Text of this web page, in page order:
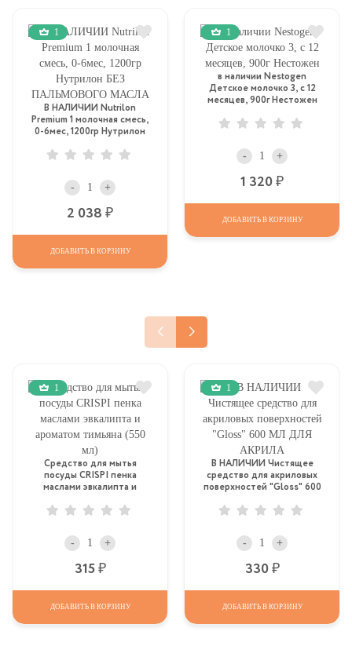
1
В НАЛИЧИИ Nutrilon
Premium 1 молочная смесь,
0-6мес, 1200гр Нутрилон
- +
2 038
ДОБАВИТЬ В КОРЗИНУ
1
в наличии Nestogen
Детское молочко 3, c 12
месяцев, 900г Нестожен
- +
1 320
ДОБАВИТЬ В КОРЗИНУ
1
Средство для мытья
посуды CRISPI пенка
маслами эвкалипта и
- +
315
ДОБАВИТЬ В КОРЗИНУ
1
В НАЛИЧИИ Чистящее
средство для акриловых
поверхностей "Gloss" 600
- +
330
ДОБАВИТЬ В КОРЗИНУ